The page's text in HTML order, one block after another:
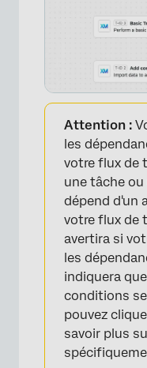
Attention :
les
votre flux de
une tâche
dépend d'un
votre flux de
avertira si
les
indiquera
conditions
pouvez
savoir plus